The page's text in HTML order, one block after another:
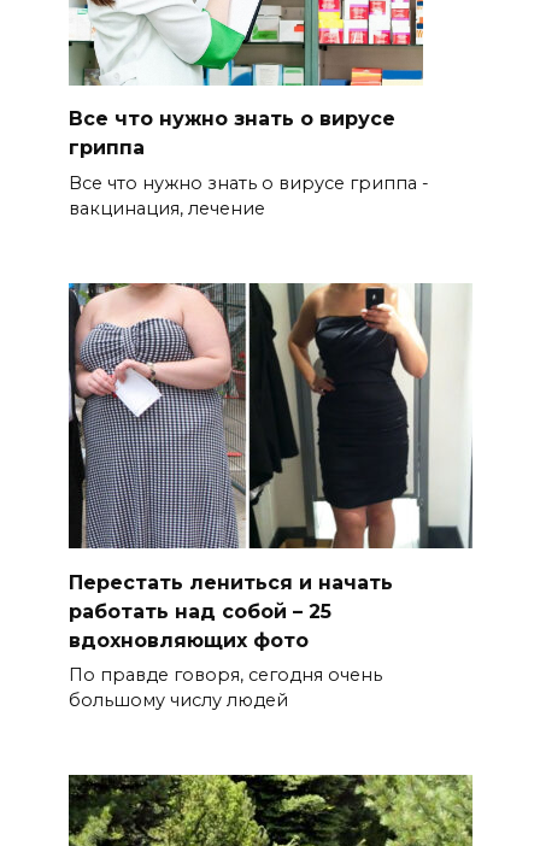
Все что нужно знать о вирусе
гриппа
Все что нужно знать о вирусе гриппа -
вакцинация, лечение
Перестать лениться и начать
работать над собой – 25
вдохновляющих фото
По правде говоря, сегодня очень
большому числу людей